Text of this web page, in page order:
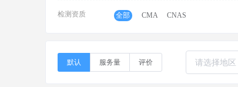
检测资质 全部 CMA CNAS
默认 服务量 评价